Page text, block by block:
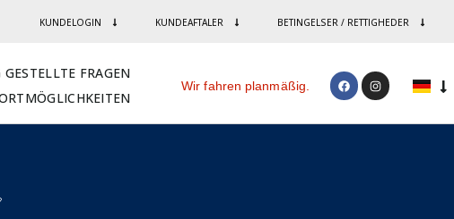
KUNDELOGIN KUNDEAFTALER BETINGELSER / RETTIGHEDER
GESTELLTE FRAGEN
Wir fahren planmäßig.